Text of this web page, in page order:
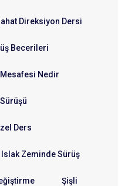
Direksiyon Dersi
Becerileri
Nedir
Ders
Islak Zeminde Sürüş
Şişli